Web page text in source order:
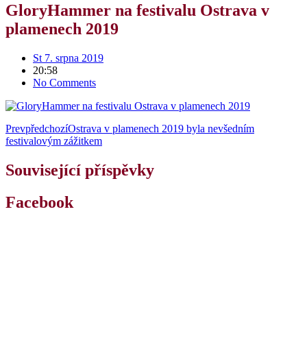
GloryHammer na festivalu Ostrava v
plamenech 2019
St 7. srpna 2019
20:58
No Comments
PrevpředchozíOstrava v plamenech 2019 byla nevšedním
festivalovým zážitkem
Související příspěvky
Facebook